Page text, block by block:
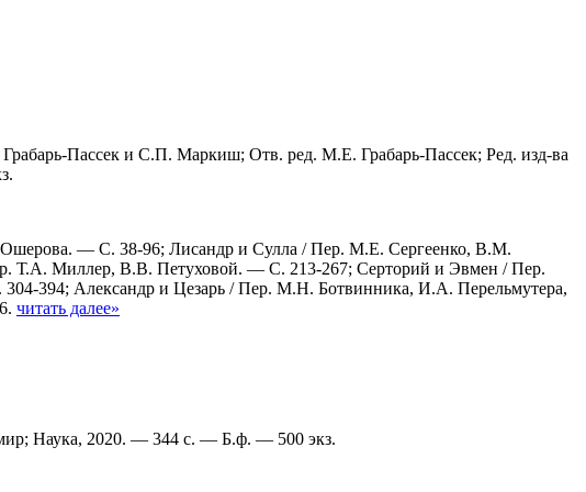
Пассек и С.П. Маркиш; Отв. ред. М.Е. Грабарь-Пассек; Ред. изд-ва
— С. 38-96; Лисандр и Сулла / Пер. М.Е. Сергеенко, В.М.
Миллер, В.В. Петуховой. — С. 213-267; Серторий и Эвмен / Пер.
394; Александр и Цезарь / Пер. М.Н. Ботвинника, И.А. Перельмутера,
читать далее»
Наука, 2020. — 344 с. — Б.ф. — 500 экз.